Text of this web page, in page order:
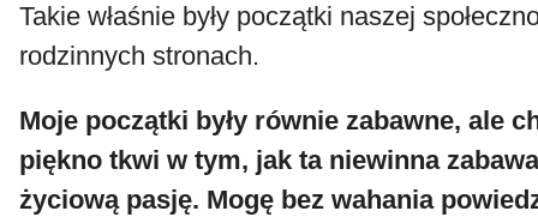
Takie właśnie były początki naszej
rodzinnych stronach.
Moje początki były równie zabawne, ale
piękno tkwi w tym, jak ta niewinna
życiową pasję. Mogę bez wahania